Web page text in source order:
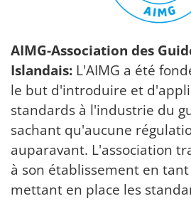
AIMG-Association des
Islandais: L'AIMG a été
le but d'introduire et
standards à l'industrie du
sachant qu'aucune
auparavant. L'association
à son établissement en
mettant en place les